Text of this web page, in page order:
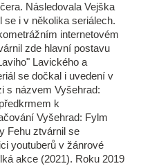
Následovala Vejška
se i v několika seriálech.
internetovém
zde hlavní postavu
Lavického a
se dočkal i uvedení v
s názvem Vyšehrad:
k
Vyšehrad: Fylm
Fehu ztvárnil se
youtuberů v žánrové
akce (2021). Roku 2019